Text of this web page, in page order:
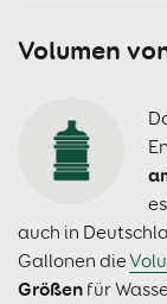
Volumen
auch in
Gallonen die
Größen für